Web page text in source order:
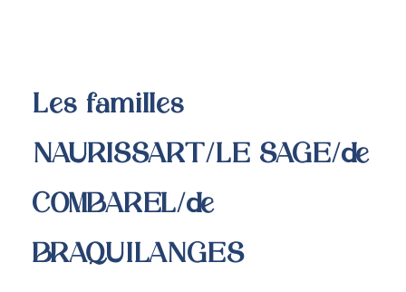
Les familles
NAURISSART/LE SAGE/de
COMBAREL/de
BRAQUILANGES